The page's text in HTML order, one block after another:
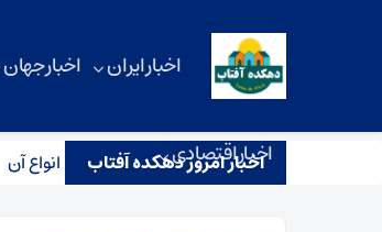
اخبار ایران اخبار جهان
اخبار اقتصادی
اخبار امروز دهکده آفتاب
استفاده از دکمه سرآستین + انواع آن